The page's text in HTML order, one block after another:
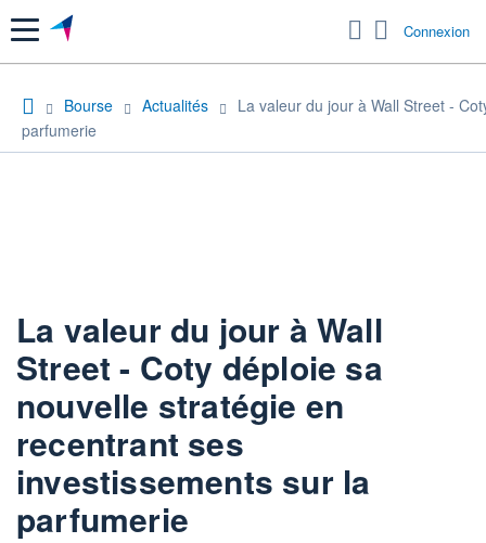
Menu Connexion
Bourse Actualités
La valeur du jour à Wall Street -
parfumerie
La valeur du jour à Wall
Street - Coty déploie sa
nouvelle stratégie en
recentrant ses
investissements sur la
parfumerie